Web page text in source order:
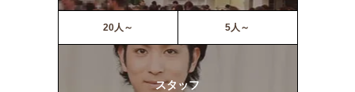
20人～ 5人～
スタッフ